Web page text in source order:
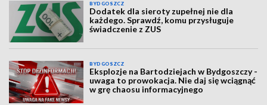
BYDGOSZCZ
Dodatek dla sieroty zupełnej nie dla
każdego. Sprawdź, komu przysługuje
świadczenie z ZUS
BYDGOSZCZ
Eksplozje na Bartodziejach w Bydgoszczy -
uwaga to prowokacja. Nie daj się wciągnąć
w grę chaosu informacyjnego